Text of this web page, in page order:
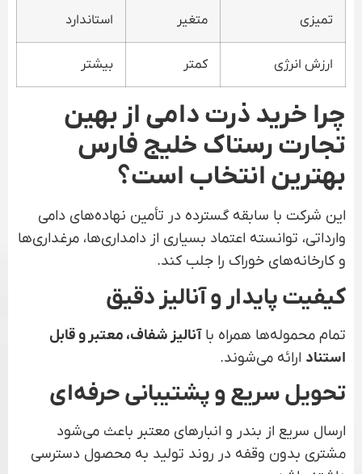
تمیزی متغیر استاندارد
ارزش انرژی کمتر بیشتر
چرا خرید ذرت دامی از بهین
تجارت رستاک خلیج فارس
بهترین انتخاب است؟
این شرکت با سابقه گسترده در تأمین نهاده‌های دامی
وارداتی، توانسته اعتماد بسیاری از دامداری‌ها، مرغداری‌ها
و کارخانه‌های خوراک را جلب کند.
کیفیت پایدار و آنالیز دقیق
تمام محموله‌ها همراه باآنالیز شفاف، معتبر و قابل
استناد ارائه می‌شوند.
تحویل سریع و پشتیبانی حرفه‌ای
ارسال سریع از بندر و انبارهای معتبر باعث می‌شود
مشتری بدون وقفه در روند تولید به محصول دسترسی